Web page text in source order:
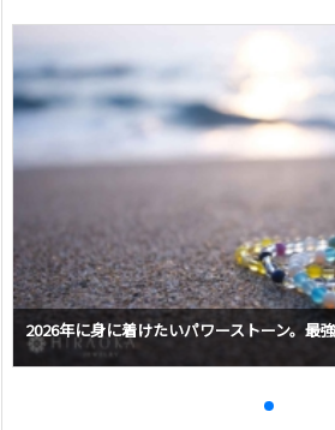
2026年に身に着けたいパワーストーン。最